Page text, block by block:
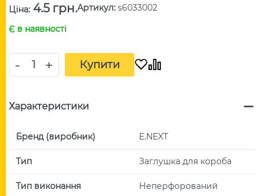
Ціна: 4.5 грн.Артикул: s6033002
Є в наявності
- + Купити
Характеристики
Бренд (виробник) E.NEXT
Тип Заглушка для короба
Тип виконання Неперфорований